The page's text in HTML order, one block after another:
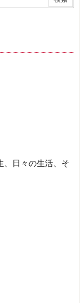
、日々の生活、そ